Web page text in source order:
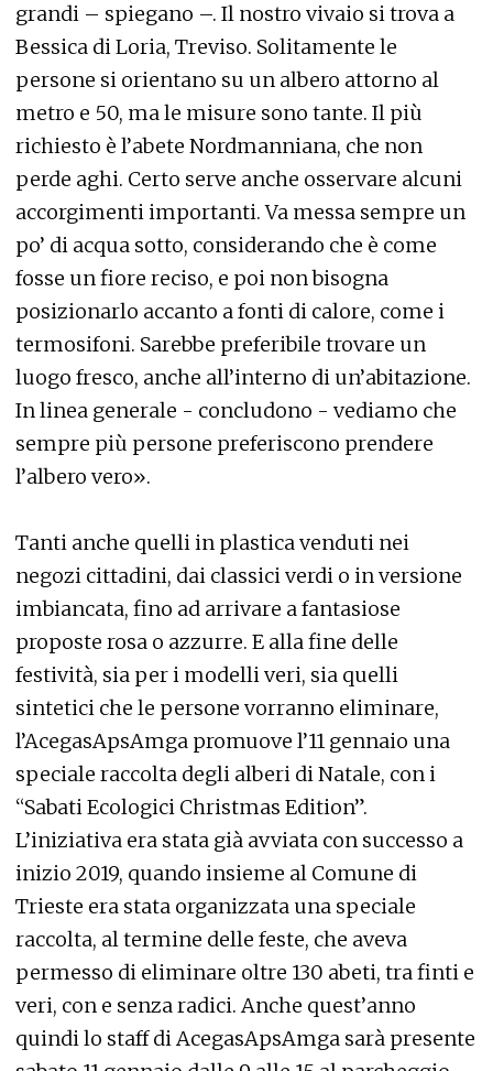
grandi – spiegano –. Il nostro vivaio si trova a
Bessica di Loria, Treviso. Solitamente le
persone si orientano su un albero attorno al
metro e 50, ma le misure sono tante. Il più
richiesto è l’abete Nordmanniana, che non
perde aghi. Certo serve anche osservare alcuni
accorgimenti importanti. Va messa sempre un
po’ di acqua sotto, considerando che è come
fosse un fiore reciso, e poi non bisogna
posizionarlo accanto a fonti di calore, come i
termosifoni. Sarebbe preferibile trovare un
luogo fresco, anche all’interno di un’abitazione.
In linea generale - concludono - vediamo che
sempre più persone preferiscono prendere
l’albero vero».
Tanti anche quelli in plastica venduti nei
negozi cittadini, dai classici verdi o in versione
imbiancata, fino ad arrivare a fantasiose
proposte rosa o azzurre. E alla fine delle
festività, sia per i modelli veri, sia quelli
sintetici che le persone vorranno eliminare,
l’AcegasApsAmga promuove l’11 gennaio una
speciale raccolta degli alberi di Natale, con i
“Sabati Ecologici Christmas Edition”.
L’iniziativa era stata già avviata con successo a
inizio 2019, quando insieme al Comune di
Trieste era stata organizzata una speciale
raccolta, al termine delle feste, che aveva
permesso di eliminare oltre 130 abeti, tra finti e
veri, con e senza radici. Anche quest’anno
quindi lo staff di AcegasApsAmga sarà presente